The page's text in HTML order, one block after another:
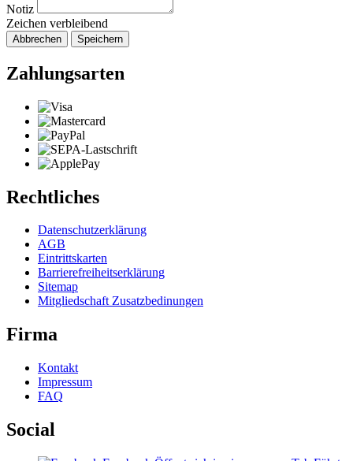
Notiz
Zeichen verbleibend
Abbrechen Speichern
Zahlungsarten
Rechtliches
Datenschutzerklärung
AGB
Eintrittskarten
Barrierefreiheitserklärung
Sitemap
Mitgliedschaft Zusatzbedinungen
Firma
Kontakt
Impressum
FAQ
Social